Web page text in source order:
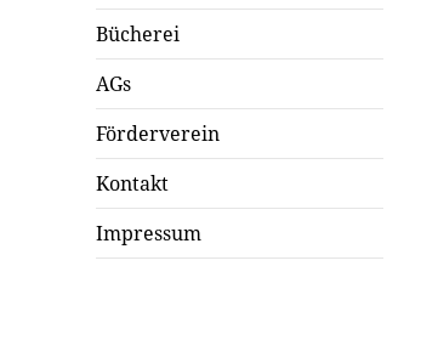
Bücherei
AGs
Förderverein
Kontakt
Impressum